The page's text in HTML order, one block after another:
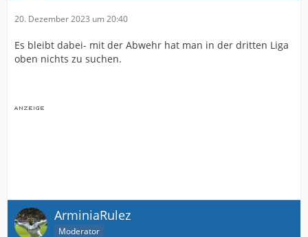
20. Dezember 2023 um 20:40
Es bleibt dabei- mit der Abwehr hat man in der dritten Liga
oben nichts zu suchen.
ArminiaRulez
Moderator